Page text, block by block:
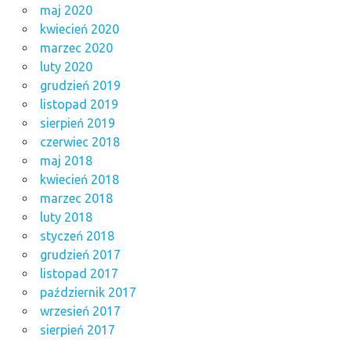
maj 2020
kwiecień 2020
marzec 2020
luty 2020
grudzień 2019
listopad 2019
sierpień 2019
czerwiec 2018
maj 2018
kwiecień 2018
marzec 2018
luty 2018
styczeń 2018
grudzień 2017
listopad 2017
październik 2017
wrzesień 2017
sierpień 2017